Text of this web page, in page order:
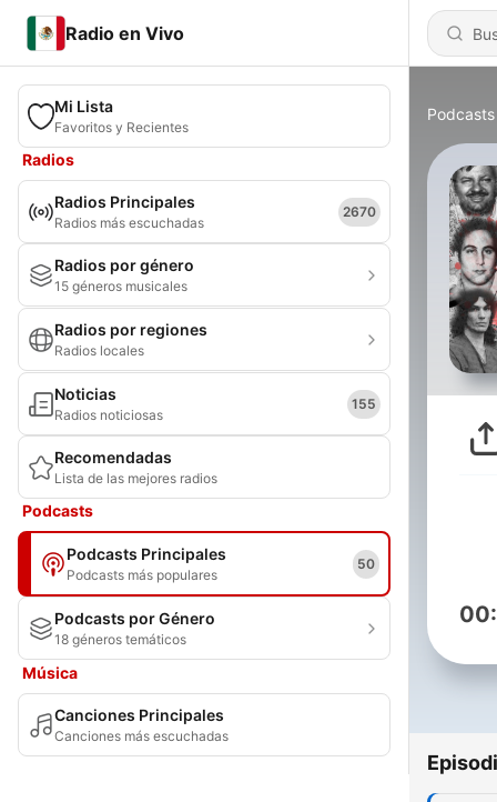
Radio en Vivo
Mi Lista
Favoritos y Recientes
Radios
Radios Principales
Radios más escuchadas
2670
Radios por género
15 géneros musicales
Radios por regiones
Radios locales
Noticias
Radios noticiosas
155
Recomendadas
Lista de las mejores radios
Podcasts
Podcasts Principales
Podcasts más populares
50
Podcasts por Género
18 géneros temáticos
Música
Canciones Principales
Canciones más escuchadas
Podcasts